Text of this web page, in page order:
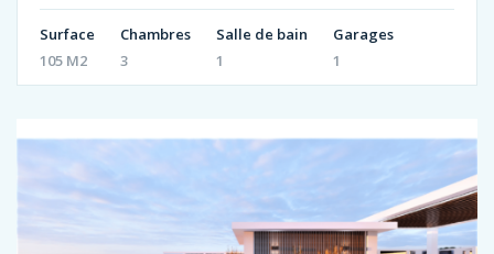
Surface
105 M2
Chambres
3
Salle de bain
1
Garages
1